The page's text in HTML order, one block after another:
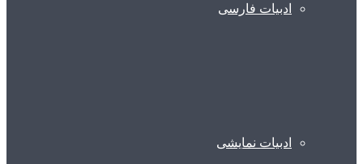
ادبیات فارسی
ادبیات نمایشی